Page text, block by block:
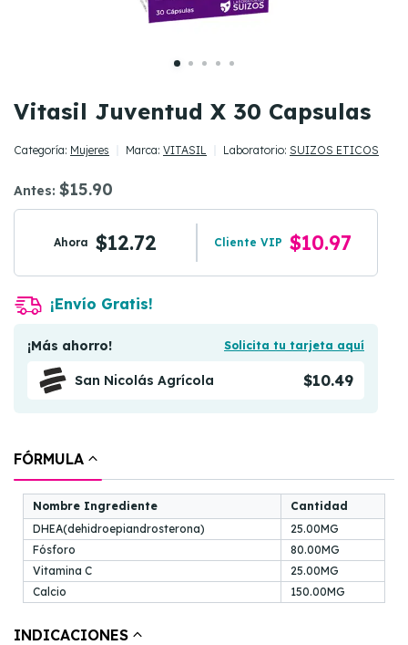
Vitasil Juventud X 30 Capsulas
Categoría: Mujeres Marca: VITASIL Laboratorio: SUIZOS ETICOS
Antes: $15.90
Ahora $12.72 Cliente VIP $10.97
¡Envío Gratis!
¡Más ahorro! Solicita tu tarjeta aquí
San Nicolás Agrícola $10.49
FÓRMULA
Nombre Ingrediente
Cantidad
DHEA(dehidroepiandrosterona)
25.00MG
Fósforo
80.00MG
Vitamina C
25.00MG
Calcio
150.00MG
INDICACIONES